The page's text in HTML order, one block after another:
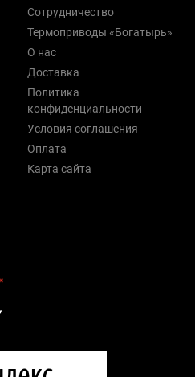
Сотрудничество
Термоприводы «Богатырь»
О нас
Доставка
Политика
конфиденциальности
Условия соглашения
Оплата
Карта сайта